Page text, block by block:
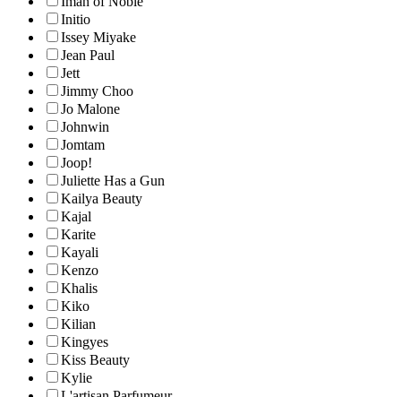
Initio
Issey Miyake
Jean Paul
Jett
Jimmy Choo
Jo Malone
Johnwin
Jomtam
Joop!
Juliette Has a Gun
Kailya Beauty
Kajal
Karite
Kayali
Kenzo
Khalis
Kiko
Kilian
Kingyes
Kiss Beauty
Kylie